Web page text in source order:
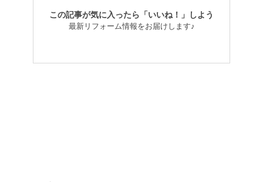
この記事が気に入ったら「いいね！」しよう
最新リフォーム情報をお届けします♪